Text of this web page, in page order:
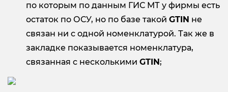
по которым по данным ГИС МТ у фирмы есть
остаток по ОСУ, но по базе такой GTIN не
связан ни с одной номенклатурой. Так же в
закладке показывается номенклатура,
связанная с несколькими GTIN;